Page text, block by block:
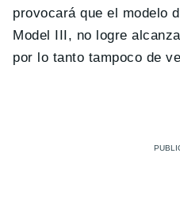
provocará que el modelo
Model III, no logre
por lo tanto tampoco de